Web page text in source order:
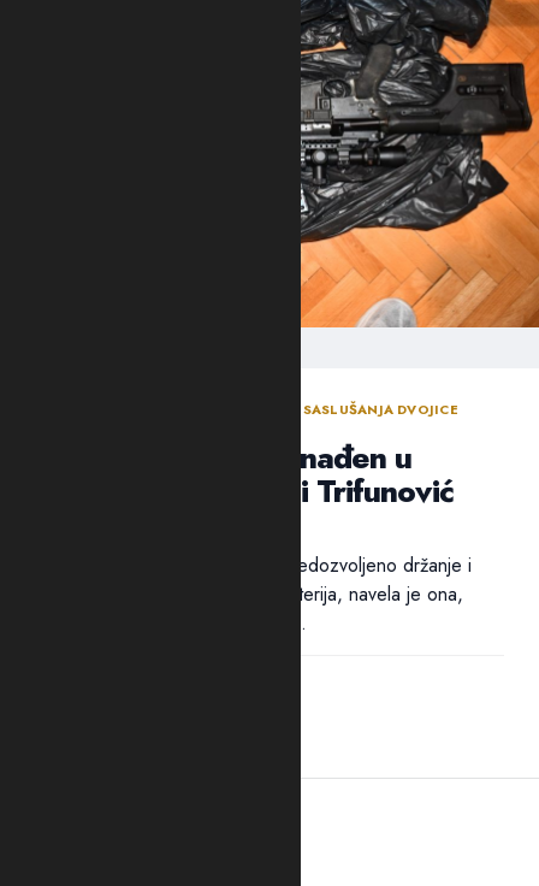
ODLUKA SUDIJE ZA ISTRAGU NAKON SASLUŠANJA DVOJICE
Arsenal oružja pronađen u
“štekovima”: Suić i Trifunović
Pritvor dvojici osumnjičenih za nedozvoljeno držanje i
nošenje oružja i eksplozivnih materija, navela je ona,
određen je zbog opasnosti od...